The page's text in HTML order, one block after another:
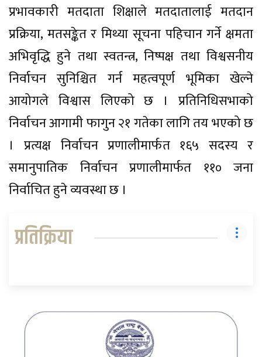
प्रभावकारी मतदाता शिक्षाले मतदातालाई मतदान
प्रक्रिया, मतसङ्केत र मिथ्या सूचना पहिचान गर्ने क्षमता
अभिवृद्धि हुने तथा स्वतन्त्र, निष्पक्ष तथा विश्वसनीय
निर्वाचन सुनिश्चित गर्न महत्वपूर्ण भूमिका खेल्ने
आयोगले विश्वास लिएको छ । प्रतिनिधिसभाको
निर्वाचन आगामी फागुन २१ गतेका लागि तय भएको छ
। प्रत्यक्ष निर्वाचन प्रणालीमार्फत १६५ सदस्य र
समानुपातिक निर्वाचन प्रणालीमार्फत ११० जना
निर्वाचित हुने व्यवस्था छ ।
प्रतिक्रिया